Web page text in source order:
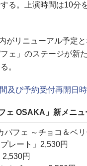
る。上演時間は10分
リニューアル予定と
ェ」のステージが新
。
及び予約受付再開日時
ェ OSAKA」新メニュ
パフェ ～チョコ＆ベ
レート」2,530円
2,530円